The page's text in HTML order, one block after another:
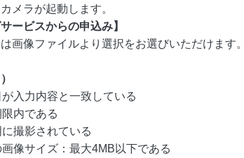
メラが起動します。
ービスからの申込み】
画像ファイルより選択をお選びいただけます。
入力内容と一致している
内である
撮影されている
像サイズ：最大4MB以下である